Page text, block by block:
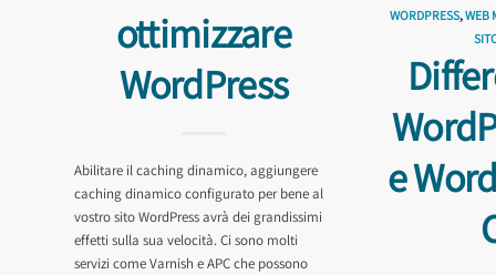
ottimizzare
WordPress
Abilitare il caching dinamico, aggiungere
caching dinamico configurato per bene al
vostro sito WordPress avrà dei grandissimi
effetti sulla sua velocità. Ci sono molti
servizi come Varnish e APC che possono
WORDPRESS,WEB
e